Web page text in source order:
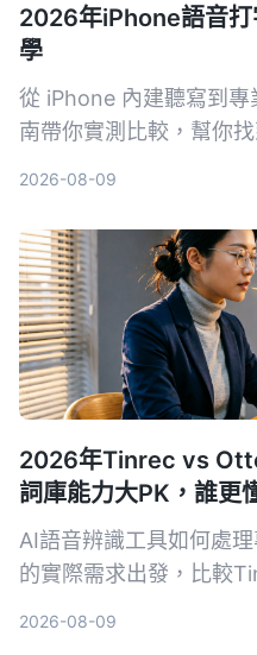
2026年iPhone語音
學
從 iPhone 內建聽寫到
南帶你實測比較，幫你
2026-08-09
2026年Tinrec vs
詞庫能力大PK，誰更
AI語音辨識工具如何處
的實際需求出發，比較
2026-08-09